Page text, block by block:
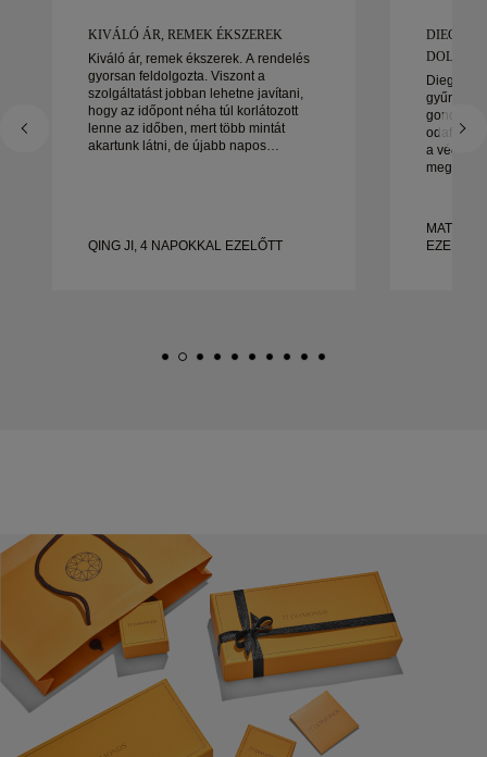
KIVÁLÓ ÁR, REMEK ÉKSZEREK
Kiváló ár, remek ékszerek. A rendelés
gyorsan feldolgozta. Viszont a
szolgáltatást jobban lehetne javítani,
hogy az időpont néha túl korlátozott
lenne az időben, mert több mintát
akartunk látni, de újabb napos
QING JI, 4 NAPOKKAL EZELŐTT
DIEGO
Diego
gyűrűink
a végéig.
gyűrűt
EZELŐTT